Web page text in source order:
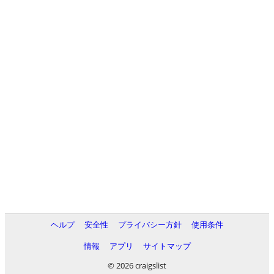
ヘルプ 安全性 プライバシー方針
使用条件
情報
アプリ
サイトマップ
© 2026 craigslist